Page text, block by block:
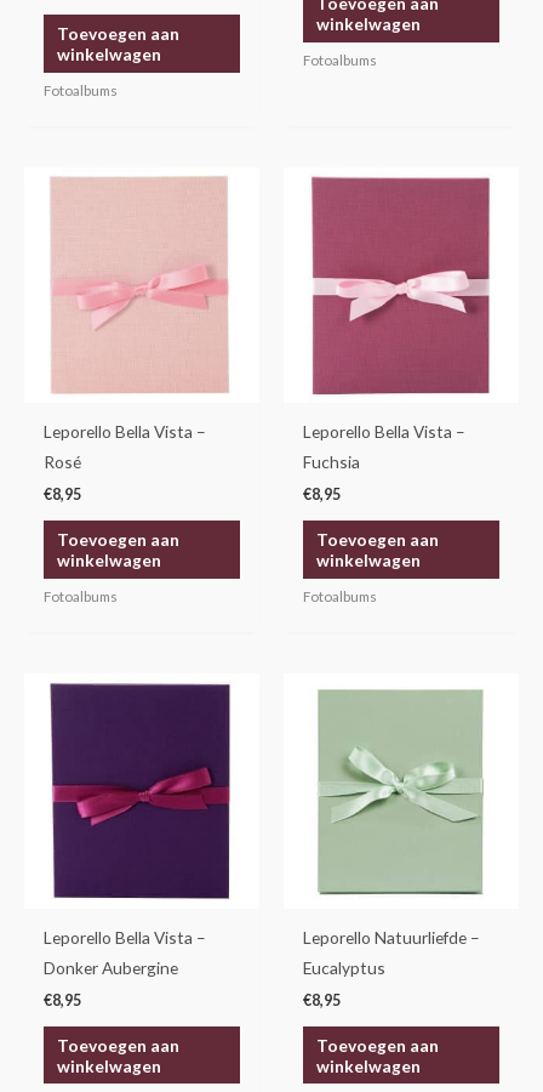
Toevoegen aan
winkelwagen
Fotoalbums
winkelwagen
Fotoalbums
Leporello Bella Vista –
Rosé
€8,95
Toevoegen aan
winkelwagen
Fotoalbums
Leporello Bella Vista –
Fuchsia
€8,95
Toevoegen aan
winkelwagen
Fotoalbums
Leporello Bella Vista –
Donker Aubergine
€8,95
Toevoegen aan
winkelwagen
Leporello Natuurliefde –
Eucalyptus
€8,95
Toevoegen aan
winkelwagen